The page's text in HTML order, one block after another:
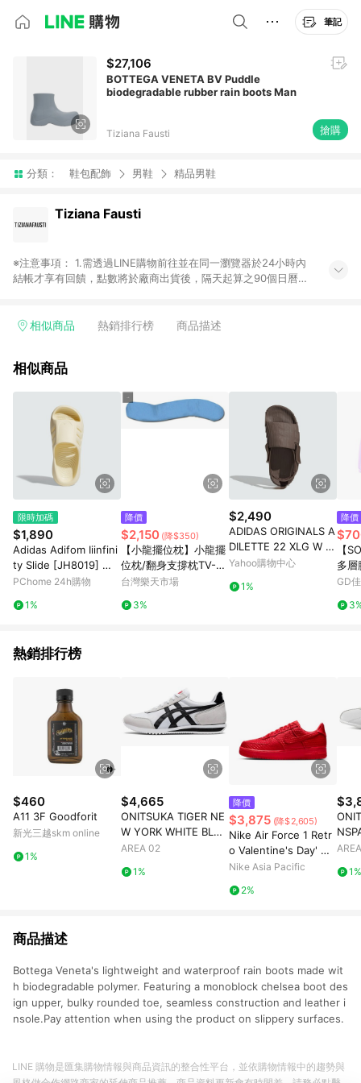
筆記
$27,106
BOTTEGA VENETA BV Puddle
biodegradable rubber rain boots Man
Tiziana Fausti 搶購
分類： 鞋包配飾 男鞋 精品男鞋
Tiziana Fausti
※注意事項： 1.需透過LINE購物前往並在同一瀏覽器於24小時內
結帳才享有回饋，點數將於廠商出貨後，隔天起算之90個日曆天
差異。 4.若於商家App下單，不符合LINE購物導購資格。
相似商品 熱銷排行榜 商品描述
相似商品
限時加碼
$1,890
Adidas Adifom Iiinfini
ty Slide [JH8019] 男
拖鞋 運動拖鞋 米 黃
PChome 24h購物
1%
降價
$2,150 (降$350)
【小龍擺位枕】小龍擺
位枕/翻身支撐枕TV-30
2
台灣樂天市場
3%
$2,490
ADIDAS ORIGINALS A
DILETTE 22 XLG W 女
運動拖鞋-棕色-IE5648
Yahoo購物中心
1%
降價
【
多層
綠/
GD
熱銷排行榜
$460
A11 3F Goodforit
新光三越skm online
1%
$4,665
ONITSUKA TIGER NE
W YORK WHITE BLAC
K
AREA 02
1%
降價
$3,875 (降$2,605)
Nike Air Force 1 Retr
o Valentine's Day' Me
n's Shoes
Nike Asia Pacific
2%
T
1%
商品描述
Bottega Veneta's lightweight and waterproof rain boots made wit
h biodegradable polymer. Featuring a monoblock chelsea boot des
ign upper, bulky rounded toe, seamless construction and leather i
nsole.Pay attention when using the product on slippery surfaces.
LINE 購物是匯集購物情報與商品資訊的整合性平台，並依購物情報中的趨勢與